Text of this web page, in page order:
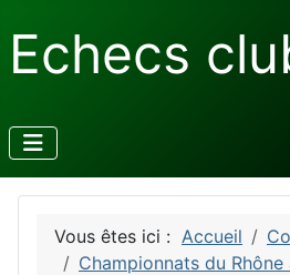
Echecs
Vous êtes ici : Accueil
Championnats du Rhône